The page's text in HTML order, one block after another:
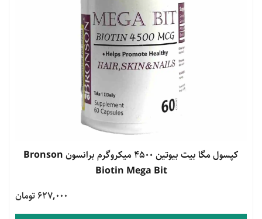
مشاهده محصول
کپسول مگا بیت بیوتین 4500 میکروگرم برانسون Bronson
Biotin Mega Bit
627,000 تومان